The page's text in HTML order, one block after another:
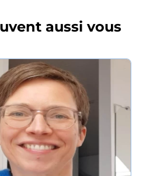
aussi vous